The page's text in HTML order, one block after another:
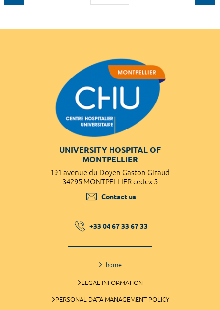
UNIVERSITY HOSPITAL OF
MONTPELLIER
191 avenue du Doyen Gaston Giraud
34295 MONTPELLIER cedex 5
Contact us
+33 04 67 33 67 33
home
LEGAL INFORMATION
PERSONAL DATA MANAGEMENT POLICY